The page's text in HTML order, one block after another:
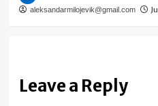
aleksandarmilojevik@gmail.com
Leave a Reply